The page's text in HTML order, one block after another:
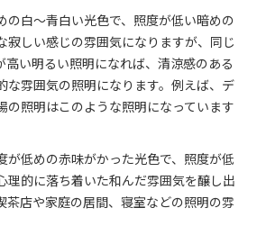
の白～青白い光色で、照度が低い暗めの
寂しい感じの雰囲気になりますが、同じ
高い明るい照明になれば、清涼感のある
な雰囲気の照明になります。例えば、デ
の照明はこのような照明になっています
が低めの赤味がかった光色で、照度が低
理的に落ち着いた和んだ雰囲気を醸し出
茶店や家庭の居間、寝室などの照明の雰